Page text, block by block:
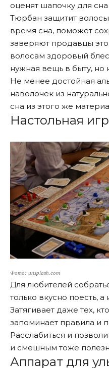
оценят шапочку для
Тюрбан защитит
время сна, поможет
заверяют продавцы
волосам здоровый
нужная вещь в быту, но
Не менее достойная
наволочек из
сна из этого же
Настольная
Фото: unsplash.com
Для любителей
только вкусно поесть,
Затягивает даже тех,
запоминает правила и
Расслабиться и
и смешным тоже
Аппарат для